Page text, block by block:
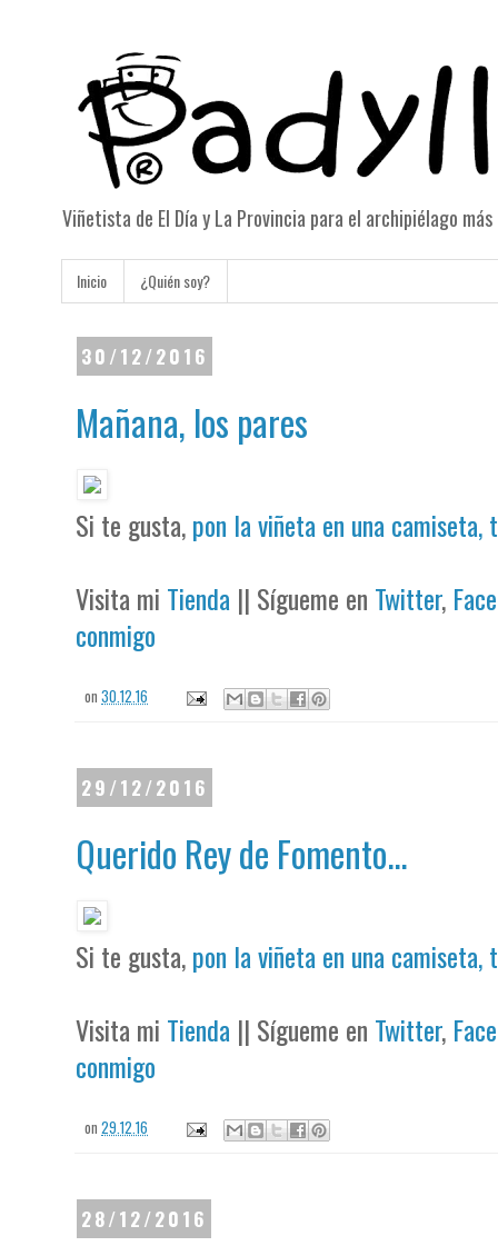
Viñetista de El Día y La Provincia para el archipiélago
Inicio ¿Quién soy?
30/12/2016
Mañana, los pares
Si te gusta,pon la viñeta en una camiseta,
Visita mi Tienda || Sígueme en Twitter,
conmigo
on30.12.16
29/12/2016
Querido Rey de Fomento...
Si te gusta,pon la viñeta en una camiseta,
Visita mi Tienda || Sígueme en Twitter,
conmigo
on29.12.16
28/12/2016